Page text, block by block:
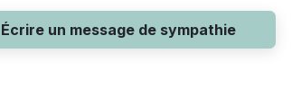
Écrire un message de sympathie